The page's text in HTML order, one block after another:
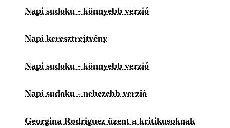
Napi sudoku - könnyebb verzió
Napi keresztrejtvény
Napi sudoku - könnyebb verzió
Napi sudoku - nehezebb verzió
Georgina Rodriguez üzent a kritikusoknak